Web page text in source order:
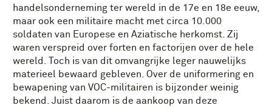
handelsonderneming ter wereld in de 17e en 18e eeuw,
maar ook een militaire macht met circa 10.000
soldaten van Europese en Aziatische herkomst. Zij
waren verspreid over forten en factorijen over de hele
wereld. Toch is van dit omvangrijke leger nauwelijks
materieel bewaard gebleven. Over de uniformering en
bewapening van VOC-militairen is bijzonder weinig
bekend. Juist daarom is de aankoop van deze